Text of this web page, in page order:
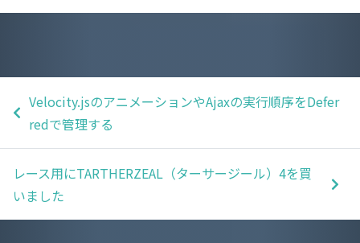
Velocity.jsのアニメーションやAjaxの実行順序をDefer
redで管理する
レース用にTARTHERZEAL（ターサージール）4を買
いました